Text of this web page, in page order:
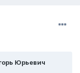
Юрьевич